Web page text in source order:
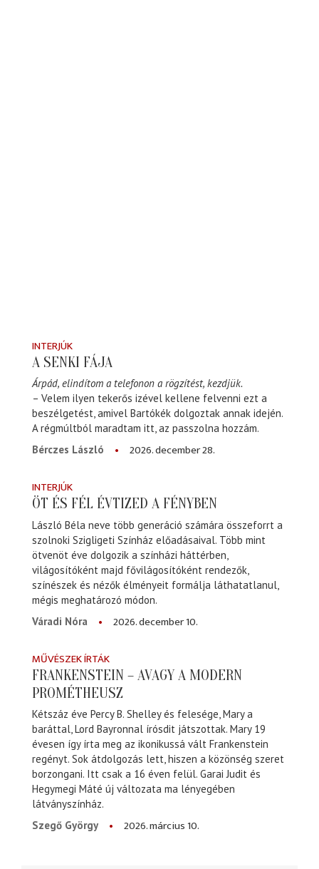
INTERJÚK
A SENKI FÁJA
Árpád, elindítom a telefonon a rögzítést, kezdjük.
– Velem ilyen tekerős izével kellene felvenni ezt a
beszélgetést, amivel Bartókék dolgoztak annak idején.
A régmúltból maradtam itt, az passzolna hozzám.
Bérczes László
2026. december 28.
INTERJÚK
ÖT ÉS FÉL ÉVTIZED A FÉNYBEN
László Béla neve több generáció számára összeforrt a
szolnoki Szigligeti Színház előadásaival. Több mint
ötvenöt éve dolgozik a színházi háttérben,
világosítóként majd fővilágosítóként rendezők,
színészek és nézők élményeit formálja láthatatlanul,
mégis meghatározó módon.
Váradi Nóra
2026. december 10.
MŰVÉSZEK ÍRTÁK
FRANKENSTEIN – AVAGY A MODERN
PROMÉTHEUSZ
Kétszáz éve Percy B. Shelley és felesége, Mary a
baráttal, Lord Bayronnal írósdit játszottak. Mary 19
évesen így írta meg az ikonikussá vált Frankenstein
regényt. Sok átdolgozás lett, hiszen a közönség szeret
borzongani. Itt csak a 16 éven felül. Garai Judit és
Hegymegi Máté új változata ma lényegében
látványszínház.
Szegő György
2026. március 10.